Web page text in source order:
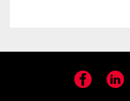
Facebook LinkedIn